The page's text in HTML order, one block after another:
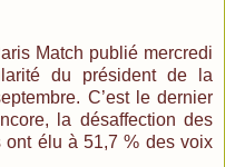
Match publié mercredi
du président de la
C’est le dernier
la désaffection des
ont élu à 51,7 % des voix